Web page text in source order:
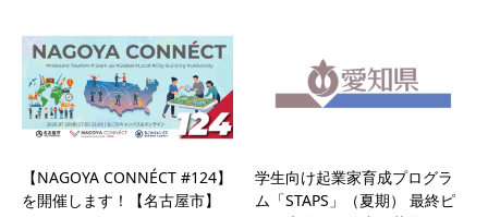
【NAGOYA CONNÉCT #124】
を開催します！【名古屋市】
学生向け起業家育成プログラ
ム「STAPS」（夏期） 最終ピ